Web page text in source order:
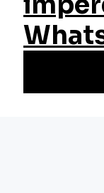
Curso de
os direitos dos